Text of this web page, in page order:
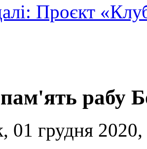
Проєкт
пам'ять рабу
01 грудня